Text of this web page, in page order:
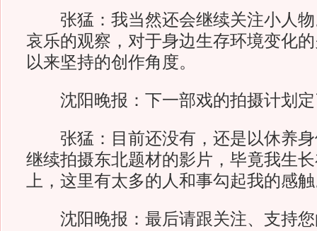
张猛：我当然还会继续关注小人物
哀乐的观察，对于身边生存环境变化
以来坚持的创作角度。
沈阳晚报：下一部戏的拍摄计划定
张猛：目前还没有，还是以休养身
继续拍摄东北题材的影片，毕竟我生
上，这里有太多的人和事勾起我的感
沈阳晚报：最后请跟关注、支持您